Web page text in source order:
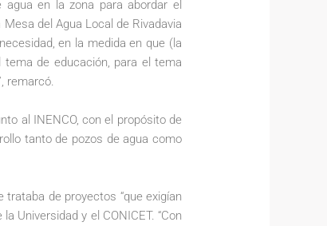
en la zona para abordar el
del Agua Local de Rivadavia
en la medida en que (la
de educación, para el tema
remarcó.
al INENCO, con el propósito de
tanto de pozos de agua como
de proyectos “que exigían
Universidad y el CONICET. “Con